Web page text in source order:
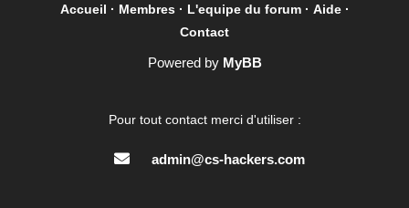
Accueil · Membres· L'equipe du forum· Aide·
Contact
Powered by MyBB
Pour tout contact merci d'utiliser :
admin@cs-hackers.com